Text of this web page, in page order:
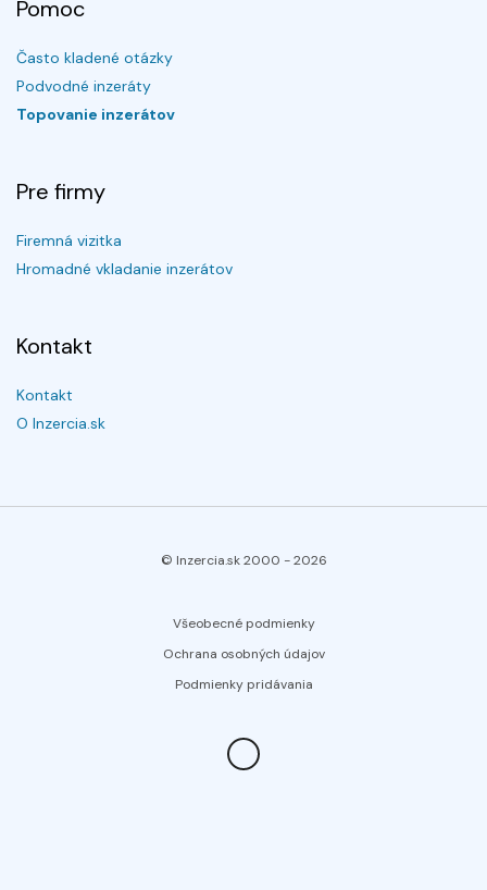
Pomoc
Často kladené otázky
Podvodné inzeráty
Topovanie inzerátov
Pre firmy
Firemná vizitka
Hromadné vkladanie inzerátov
Kontakt
Kontakt
O Inzercia.sk
© Inzercia.sk 2000 -2026
Všeobecné podmienky
Ochrana osobných údajov
Podmienky pridávania